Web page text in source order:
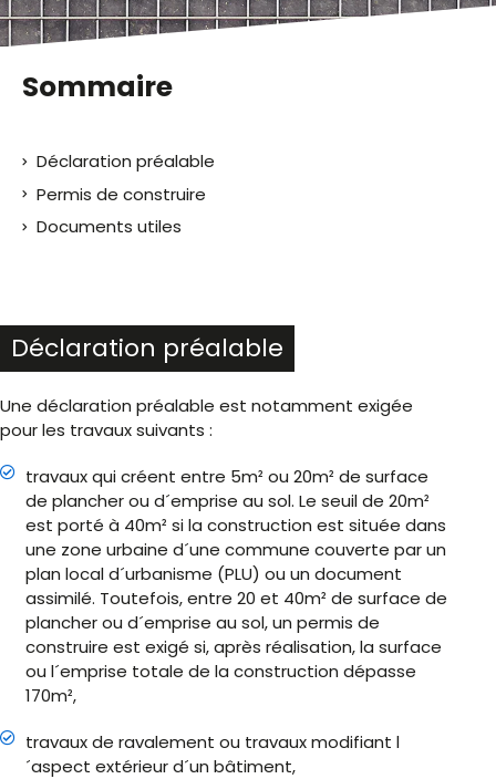
Sommaire
Déclaration préalable
Permis de construire
Documents utiles
Déclaration préalable
Une déclaration préalable est notamment exigée
pour les travaux suivants :
travaux qui créent entre 5m² ou 20m² de surface
de plancher ou d´emprise au sol. Le seuil de 20m²
est porté à 40m² si la construction est située dans
une zone urbaine d´une commune couverte par un
plan local d´urbanisme (PLU) ou un document
assimilé. Toutefois, entre 20 et 40m² de surface de
plancher ou d´emprise au sol, un permis de
construire est exigé si, après réalisation, la surface
ou l´emprise totale de la construction dépasse
170m²,
travaux de ravalement ou travaux modifiant l
´aspect extérieur d´un bâtiment,